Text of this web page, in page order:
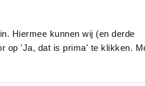
Hiermee kunnen wij (en derde
op 'Ja, dat is prima' te klikken.